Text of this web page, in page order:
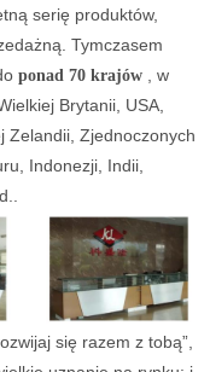
serię produktów,
Tymczasem
ponad 70 krajów
, w
Brytanii, USA,
Zelandii, Zjednoczonych
Indonezji, Indii,
się razem z tobą”,